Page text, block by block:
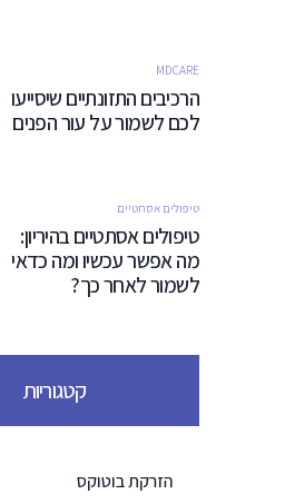
MDCARE
הרכיבים התזונתיים שיסייעו
לכם לשמור על עור הפנים
טיפולים אסתטיים
טיפולים אסתטיים בהיריון:
מה אפשר עכשיו ומה כדאי
לשמור לאחר כך?
קטגוריות
הזרקת בוטוקס